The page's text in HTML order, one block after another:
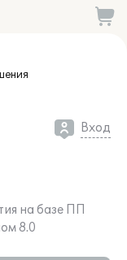
Вход
на базе ПП
8.0